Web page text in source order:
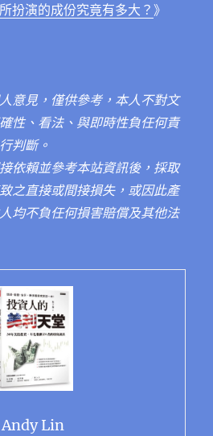
扮演的成份究竟有多大？》
意見，僅供參考，本人不對文
性、看法、與即時性負任何責
判斷。
依賴並參考本站資訊後，採取
之直接或間接損失，或因此產
均不負任何損害賠償及其他法
Andy Lin